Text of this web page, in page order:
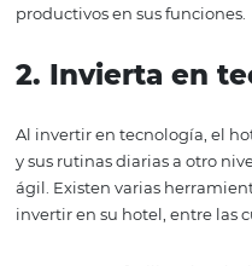
actitudes por parte del
Con él, es posible
eliminar el desperdicio,